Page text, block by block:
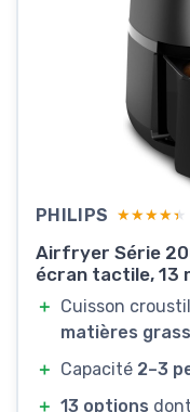
PHILIPS ★★★★★
★★★★★
Airfryer Série
écran tactile, 13
＋ Cuisson
matières
＋ Capacité 2–3
＋ 13 options